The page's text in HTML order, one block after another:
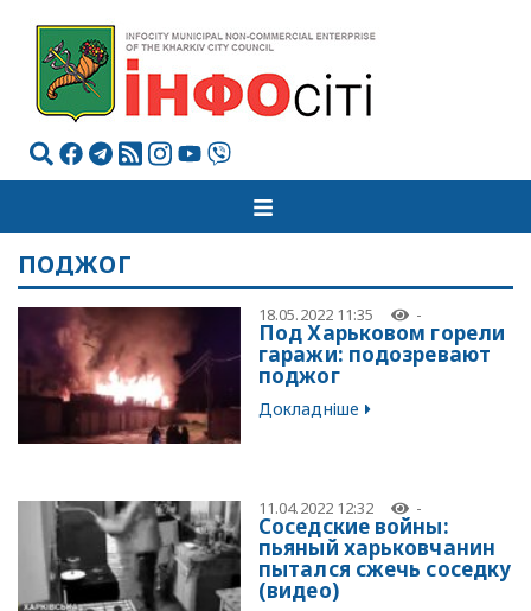
ПОДЖОГ
18.05.2022 11:35 -
Под Харьковом горели
гаражи: подозревают
поджог
Докладніше
11.04.2022 12:32 -
Соседские войны:
пьяный харьковчанин
пытался сжечь соседку
(видео)